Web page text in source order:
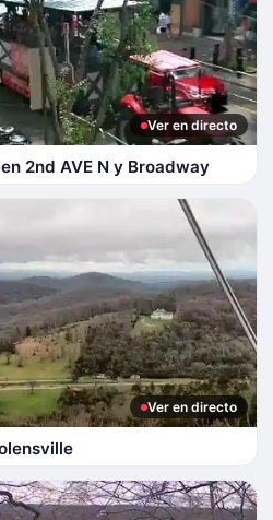
Ver en directo
2nd AVE N y Broadway
Ver en directo